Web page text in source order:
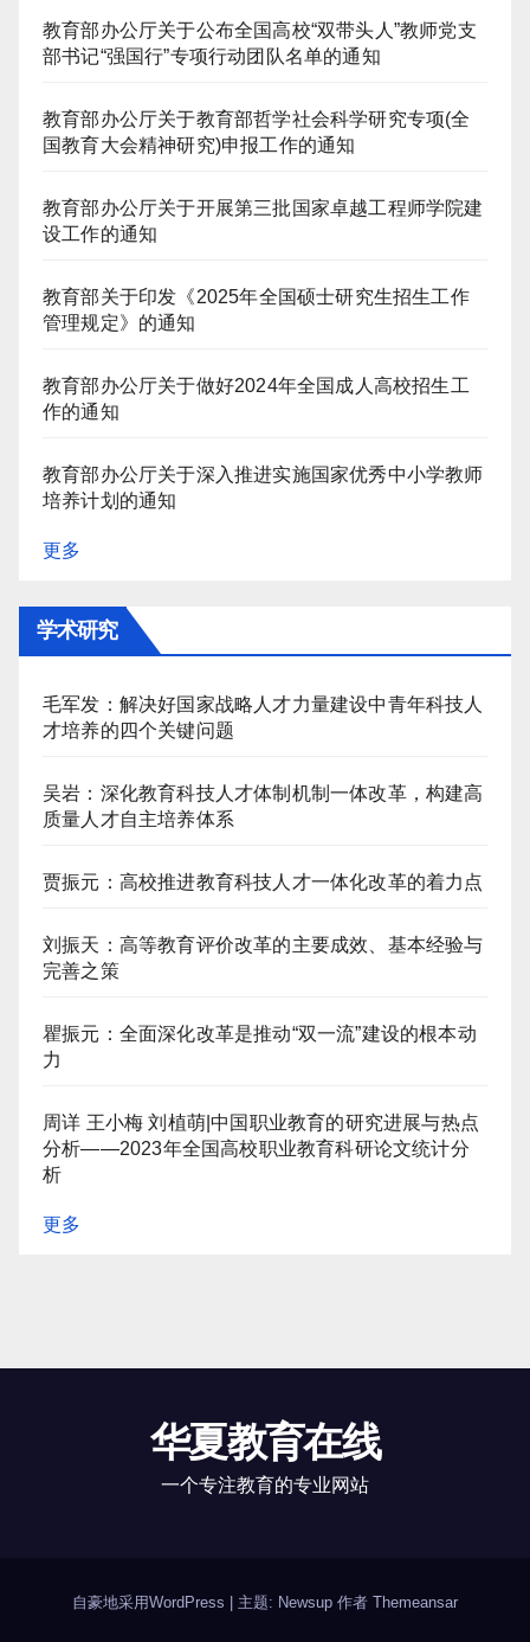
教育部办公厅关于公布全国高校“双带头人”教师党支
部书记“强国行”专项行动团队名单的通知
教育部办公厅关于教育部哲学社会科学研究专项(全
国教育大会精神研究)申报工作的通知
教育部办公厅关于开展第三批国家卓越工程师学院建
设工作的通知
教育部关于印发《2025年全国硕士研究生招生工作
管理规定》的通知
教育部办公厅关于做好2024年全国成人高校招生工
作的通知
教育部办公厅关于深入推进实施国家优秀中小学教师
培养计划的通知
更多
学术研究
毛军发：解决好国家战略人才力量建设中青年科技人
才培养的四个关键问题
吴岩：深化教育科技人才体制机制一体改革，构建高
质量人才自主培养体系
贾振元：高校推进教育科技人才一体化改革的着力点
刘振天：高等教育评价改革的主要成效、基本经验与
完善之策
瞿振元：全面深化改革是推动“双一流”建设的根本动
力
周详 王小梅 刘植萌|中国职业教育的研究进展与热点
分析——2023年全国高校职业教育科研论文统计分
析
更多
华夏教育在线
一个专注教育的专业网站
自豪地采用WordPress 主题: Newsup 作者 Themeansar